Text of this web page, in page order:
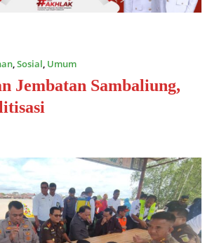
,Sosial, Umum
Jembatan Sambaliung,